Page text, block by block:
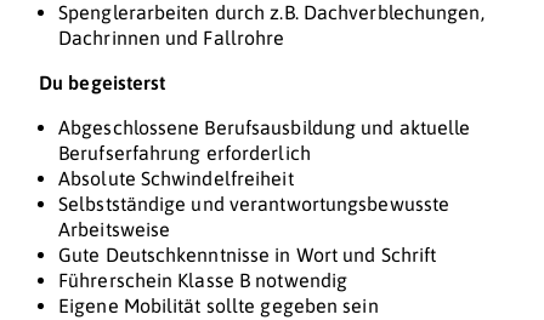
Spenglerarbeiten durch z.B. Dachverblechungen,
Dachrinnen und Fallrohre
Du begeisterst
Abgeschlossene Berufsausbildung und aktuelle
Berufserfahrung erforderlich
Absolute Schwindelfreiheit
Selbstständige und verantwortungsbewusste
Arbeitsweise
Gute Deutschkenntnisse in Wort und Schrift
Führerschein Klasse B notwendig
Eigene Mobilität sollte gegeben sein